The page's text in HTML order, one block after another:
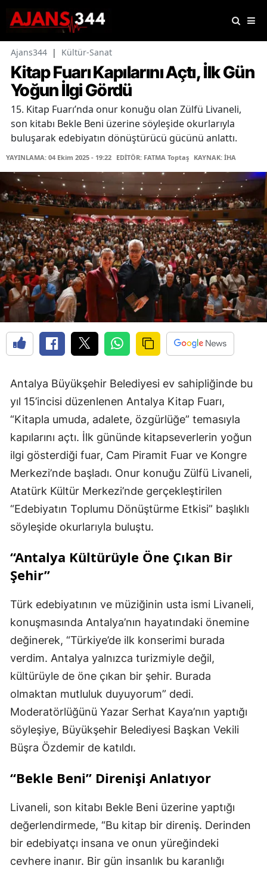
Ajans344 | Kültür-Sanat
Kitap Fuarı Kapılarını Açtı, İlk Gün
Yoğun İlgi Gördü
15. Kitap Fuarı’nda onur konuğu olan Zülfü Livaneli,
son kitabı Bekle Beni üzerine söyleşide okurlarıyla
buluşarak edebiyatın dönüştürücü gücünü anlattı.
YAYINLAMA: 04 Ekim 2025 - 19:22 EDİTÖR: FATMA Toptaş KAYNAK: İHA
Antalya Büyükşehir Belediyesi ev sahipliğinde bu
yıl 15’incisi düzenlenen Antalya Kitap Fuarı,
“Kitapla umuda, adalete, özgürlüğe” temasıyla
kapılarını açtı. İlk gününde kitapseverlerin yoğun
ilgi gösterdiği fuar, Cam Piramit Fuar ve Kongre
Merkezi’nde başladı. Onur konuğu Zülfü Livaneli,
Atatürk Kültür Merkezi’nde gerçekleştirilen
“Edebiyatın Toplumu Dönüştürme Etkisi” başlıklı
söyleşide okurlarıyla buluştu.
“Antalya Kültürüyle Öne Çıkan Bir
Şehir”
Türk edebiyatının ve müziğinin usta ismi Livaneli,
konuşmasında Antalya’nın hayatındaki önemine
değinerek, “Türkiye’de ilk konserimi burada
verdim. Antalya yalnızca turizmiyle değil,
kültürüyle de öne çıkan bir şehir. Burada
olmaktan mutluluk duyuyorum” dedi.
Moderatörlüğünü Yazar Serhat Kaya’nın yaptığı
söyleşiye, Büyükşehir Belediyesi Başkan Vekili
Büşra Özdemir de katıldı.
“Bekle Beni” Direnişi Anlatıyor
Livaneli, son kitabı Bekle Beni üzerine yaptığı
değerlendirmede, “Bu kitap bir direniş. Derinden
bir edebiyatçı insana ve onun yüreğindeki
cevhere inanır. Bir gün insanlık bu karanlığı